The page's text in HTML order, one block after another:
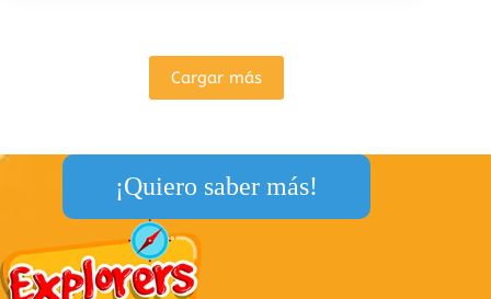
Cargar más
¡Quiero saber más!